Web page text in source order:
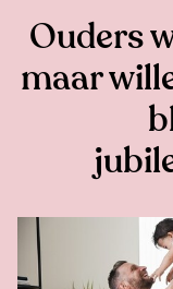
Ouders
maar